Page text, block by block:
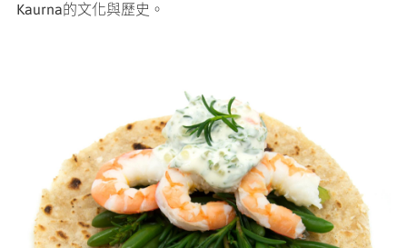
Kaurna的文化與歷史。